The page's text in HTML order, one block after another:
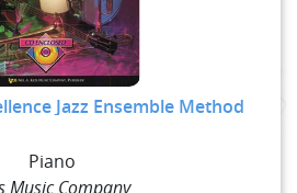
Jazz Ensemble Method
Piano
Music Company